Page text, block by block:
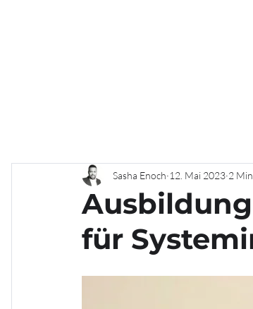
für
Sasha Enoch 12. Mai 2023 2